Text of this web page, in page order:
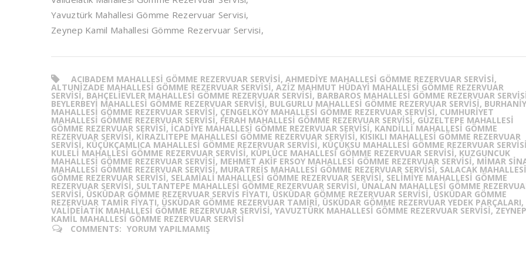
Yavuztürk Mahallesi Gömme Rezervuar Servisi,
Zeynep Kamil Mahallesi Gömme Rezervuar Servisi,
ACIBADEM MAHALLESI GÖMME REZERVUAR SERVISI, AHMEDIYE MAHALLESI GÖMME REZERVUAR SERVISI,
ALTUNIZADE MAHALLESI GÖMME REZERVUAR SERVISI, AZIZ MAHMUT HÜDAYI MAHALLESI GÖMME REZERVUAR
SERVISI, BAHÇELIEVLER MAHALLESI GÖMME REZERVUAR SERVISI, BARBAROS MAHALLESI GÖMME REZERVUAR
BEYLERBEYI MAHALLESI GÖMME REZERVUAR SERVISI, BULGURLU MAHALLESI GÖMME REZERVUAR SERVISI,
MAHALLESI GÖMME REZERVUAR SERVISI, ÇENGELKÖY MAHALLESI GÖMME REZERVUAR SERVISI, CUMHURIYET
MAHALLESI GÖMME REZERVUAR SERVISI, FERAH MAHALLESI GÖMME REZERVUAR SERVISI, GÜZELTEPE MAHALLESI
GÖMME REZERVUAR SERVISI, İCADIYE MAHALLESI GÖMME REZERVUAR SERVISI, KANDILLI MAHALLESI GÖMME
REZERVUAR SERVISI, KIRAZLITEPE MAHALLESI GÖMME REZERVUAR SERVISI, KISIKLI MAHALLESI GÖMME REZERVUAR
SERVISI, KÜÇÜKÇAMLICA MAHALLESI GÖMME REZERVUAR SERVISI, KÜÇÜKSU MAHALLESI GÖMME REZERVUAR
KULELI MAHALLESI GÖMME REZERVUAR SERVISI, KÜPLÜCE MAHALLESI GÖMME REZERVUAR SERVISI, KUZGUNCUK
MAHALLESI GÖMME REZERVUAR SERVISI, MEHMET AKIF ERSOY MAHALLESI GÖMME REZERVUAR SERVISI, MIMAR
MAHALLESI GÖMME REZERVUAR SERVISI, MURATREIS MAHALLESI GÖMME REZERVUAR SERVISI, SALACAK MAHALLESI
GÖMME REZERVUAR SERVISI, SELAMIALI MAHALLESI GÖMME REZERVUAR SERVISI, SELIMIYE MAHALLESI GÖMME
REZERVUAR SERVISI, SULTANTEPE MAHALLESI GÖMME REZERVUAR SERVISI, ÜNALAN MAHALLESI GÖMME
SERVISI, ÜSKÜDAR GÖMME REZERVUAR SERVIS FIYATI, ÜSKÜDAR GÖMME REZERVUAR SERVISI, ÜSKÜDAR GÖMME
REZERVUAR TAMIR FIYATI, ÜSKÜDAR GÖMME REZERVUAR TAMIRI, ÜSKÜDAR GÖMME REZERVUAR YEDEK PARÇALARI,
VALIDEIATIK MAHALLESI GÖMME REZERVUAR SERVISI, YAVUZTÜRK MAHALLESI GÖMME REZERVUAR SERVISI, ZEYNEP
KAMIL MAHALLESI GÖMME REZERVUAR SERVISI
COMMENTS: YORUM YAPILMAMIŞ